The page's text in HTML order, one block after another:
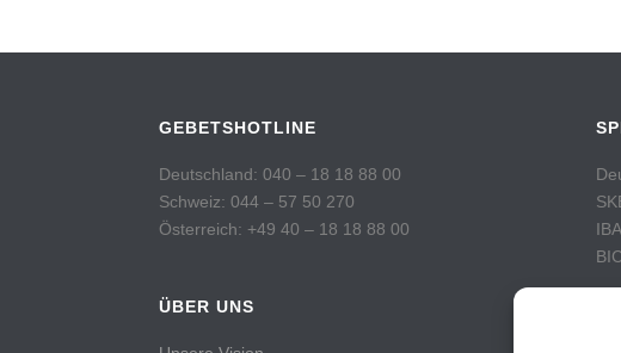
GEBETSHOTLINE
Deutschland: 040 – 18 18 88 00
Schweiz: 044 – 57 50 270
Österreich: +49 40 – 18 18 88 00
ÜBER UNS